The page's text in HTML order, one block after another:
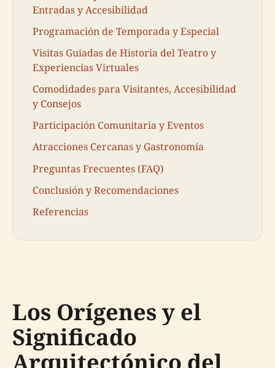
Entradas y Accesibilidad
Programación de Temporada y Especial
Visitas Guiadas de Historia del Teatro y
Experiencias Virtuales
Comodidades para Visitantes, Accesibilidad
y Consejos
Participación Comunitaria y Eventos
Atracciones Cercanas y Gastronomía
Preguntas Frecuentes (FAQ)
Conclusión y Recomendaciones
Referencias
Los Orígenes y el
Significado
Arquitectónico del